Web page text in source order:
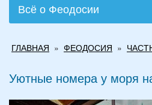
Всё о Феодосии
здесь
ГЛАВНАЯ » ФЕОДОСИЯ »
Уютные номера у моря